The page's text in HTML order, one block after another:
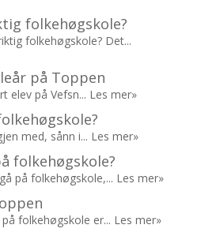
folkehøgskole?
folkehøgskole? Det...
på Toppen
elev på Vefsn... Les mer»
med, sånn i... Les mer»
folkehøgskole?
på folkehøgskole,... Les mer»
folkehøgskole er... Les mer»